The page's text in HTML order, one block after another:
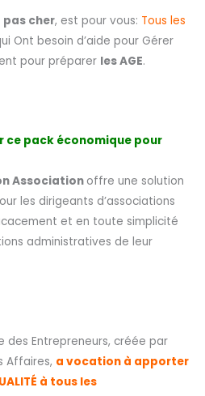
pas cher, est pour vous: Tous les
Ont besoin d’aide pour Gérer
pour préparer les AGE.
ce pack économique pour
Association offre une solution
les dirigeants d’associations
et en toute simplicité
administratives de leur
des Entrepreneurs, créée par
Affaires, a vocation à apporter
à tous les